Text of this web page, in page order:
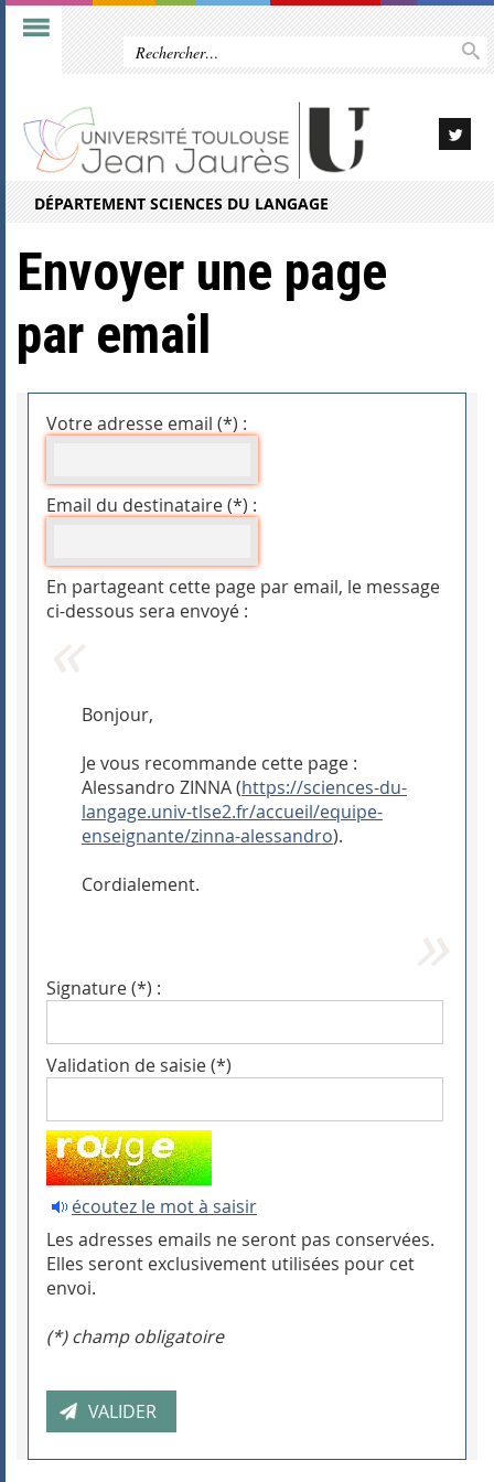
DÉPARTEMENT SCIENCES DU LANGAGE
Envoyer une page
par email
Votre adresse email (*) :
Email du destinataire (*) :
En partageant cette page par email, le message
ci-dessous sera envoyé :
Bonjour,
Je vous recommande cette page :
Alessandro ZINNA (https://sciences-du-
langage.univ-tlse2.fr/accueil/equipe-
enseignante/zinna-alessandro).
Cordialement.
Signature (*) :
Validation de saisie (*)
écoutez le mot à saisir
Les adresses emails ne seront pas conservées.
Elles seront exclusivement utilisées pour cet
envoi.
(*) champ obligatoire